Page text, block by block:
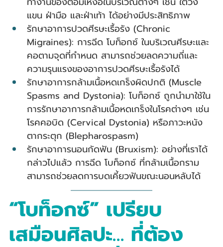
แขน ฝ่ามือ และฝ่าเท้า ได้อย่างมีประสิทธิภาพ
รักษาอาการปวดศีรษะเรื้อรัง (Chronic
Migraines): การฉีด โบท็อกซ์ ในบริเวณศีรษะและ
คอตามจุดที่กำหนด สามารถช่วยลดความถี่และ
ความรุนแรงของอาการปวดศีรษะเรื้อรังได้
รักษาอาการกล้ามเนื้อหดเกร็งผิดปกติ (Muscle
Spasms and Dystonia): โบท็อกซ์ ถูกนำมาใช้ใน
การรักษาอาการกล้ามเนื้อหดเกร็งในโรคต่างๆ เช่น
โรคคอบิด (Cervical Dystonia) หรือภาวะหนัง
ตากระตุก (Blepharospasm)
รักษาอาการนอนกัดฟัน (Bruxism): อย่างที่เราได้
กล่าวไปแล้ว การฉีด โบท็อกซ์ ที่กล้ามเนื้อกราม
สามารถช่วยลดการบดเคี้ยวฟันขณะนอนหลับได้
“โบท็อกซ์” เปรียบ
เสมือนศิลปะ… ที่ต้อง